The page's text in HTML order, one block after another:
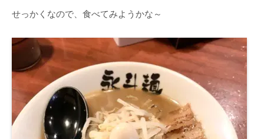
せっかくなので、食べてみようかな～